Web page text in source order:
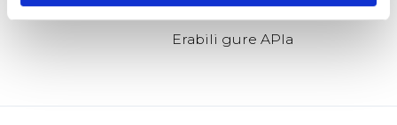
Política de cookies
Erabili gure APIa